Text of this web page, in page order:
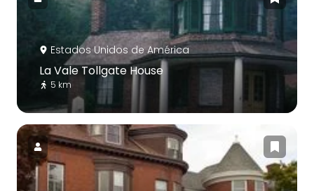
Estados Unidos de América
La Vale Tollgate House
5 km